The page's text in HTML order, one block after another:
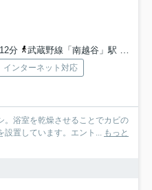
分
武蔵野線「南越谷」駅 徒歩12分
インターネット対応
。浴室を乾燥させることでカビの
設置しています。エント... もっと